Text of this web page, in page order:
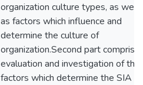
organization culture types, as well
as factors which influence and
determine the culture of
organization.Second part
evaluation and investigation of the
factors which determine the SIA